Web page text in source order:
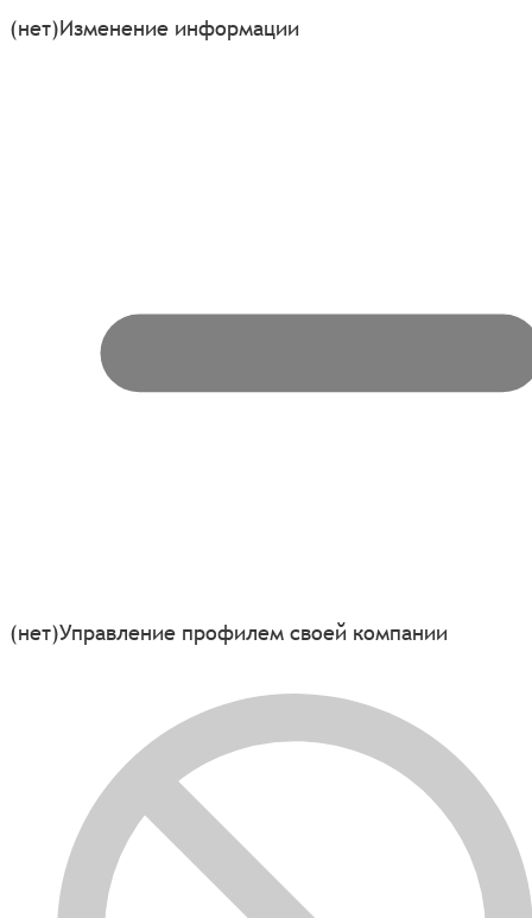
(нет)Изменение информации
(нет)Управление профилем своей компании